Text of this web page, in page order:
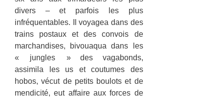
divers – et parfois les plus
infréquentables. Il voyagea dans des
trains postaux et des convois de
marchandises, bivouaqua dans les
« jungles » des vagabonds,
assimila les us et coutumes des
hobos, vécut de petits boulots et de
mendicité, eut affaire aux forces de